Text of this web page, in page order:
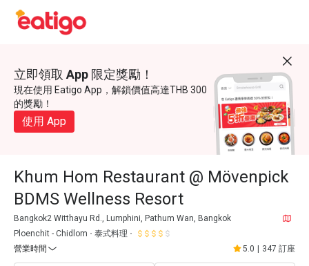
立即領取 App 限定獎勵！
現在使用 Eatigo App，解鎖價值高達THB 300
的獎勵！
使用 App
Khum Hom Restaurant @ Mövenpick
BDMS Wellness Resort
Bangkok2 Witthayu Rd., Lumphini, Pathum Wan, Bangkok
Ploenchit - Chidlom
泰式料理
營業時間
5.0 347 訂座